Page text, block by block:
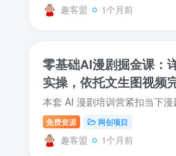
趣客盟 1个月前
零基础AI漫剧掘金课：
实操，依托文生图视频
免费资源 网创项目
趣客盟 1个月前